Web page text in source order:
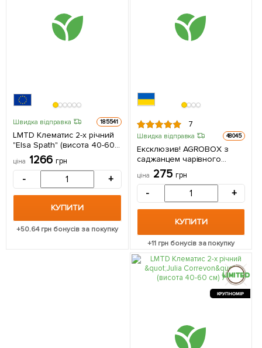
Швидка відправка 185541
LMTD Клематис 2-х річний
"Elsa Spath" (висота 40-60
Нідерланди
ціна 1266 грн
- +
КУПИТИ
+50.64грн бонусів за покупку
7
Швидка відправка 48045
Ексклюзив! AGROBOX з
саджанцем чарівного
ціна 275 грн
- +
КУПИТИ
+11грн бонусів за покупку
КРУПНОМІР